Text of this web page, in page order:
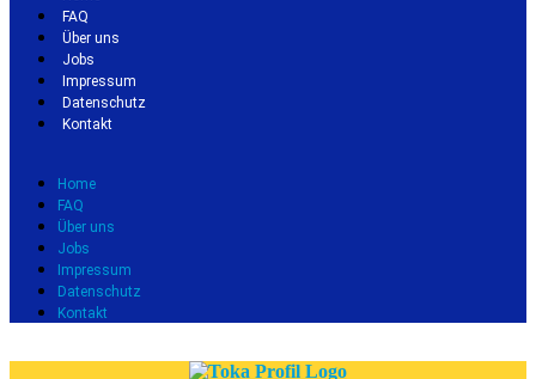
FAQ
Über uns
Jobs
Impressum
Datenschutz
Kontakt
Home
FAQ
Über uns
Jobs
Impressum
Datenschutz
Kontakt